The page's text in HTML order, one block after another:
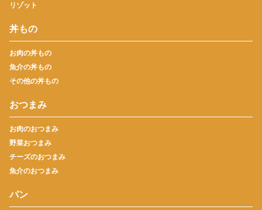
リゾット
丼もの
お肉の丼もの
魚介の丼もの
その他の丼もの
おつまみ
お肉のおつまみ
野菜おつまみ
チーズのおつまみ
魚介のおつまみ
パン